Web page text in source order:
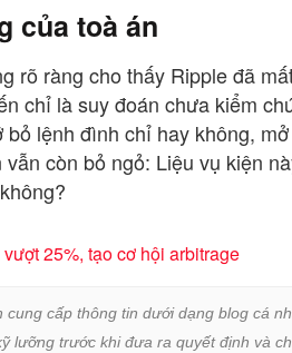
của toà án
rõ ràng cho thấy Ripple đã
chỉ là suy đoán chưa kiểm
lệnh đình chỉ hay không,
còn bỏ ngỏ: Liệu vụ kiện
25%, tạo cơ hội arbitrage
cấp thông tin dưới dạng blog cá
lưỡng trước khi đưa ra quyết định và